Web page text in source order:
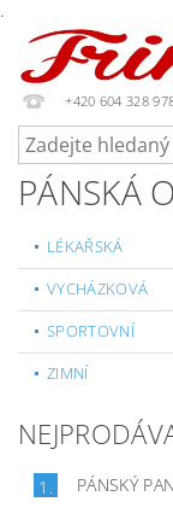
.
+420 604 328
PÁNSKÁ
LÉKAŘSKÁ
VYCHÁZKOVÁ
SPORTOVNÍ
ZIMNÍ
1. PÁNSKÝ